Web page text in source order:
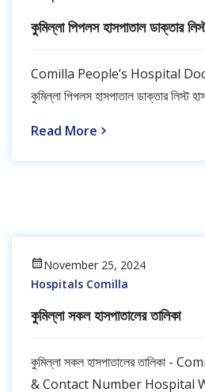
কুমিল্লা পিপলস হাসপাতাল ডাক্তার
Comilla People’s Hospital
কুমিল্লা পিপলস হাসপাতাল ডাক্তার লিস্ট
Read More
November 25, 2024
Hospitals Comilla
কুমিল্লা সকল হাসপাতালের তালিকা
কুমিল্লা সকল হাসপাতালের তালিকা -
& Contact Number Hospital